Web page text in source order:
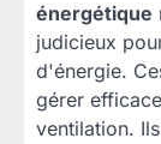
énergétique
judicieux
d'énergie.
gérer
ventilation.